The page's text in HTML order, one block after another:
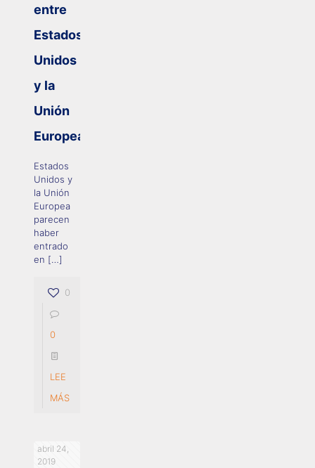
entre
Estados
Unidos
y la
Unión
Europea
Estados
Unidos y
la Unión
Europea
parecen
haber
entrado
en […]
0
0
LEE
MÁS
abril 24,
2019